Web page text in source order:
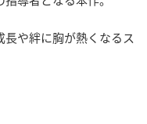
や絆に胸が熱くなるス